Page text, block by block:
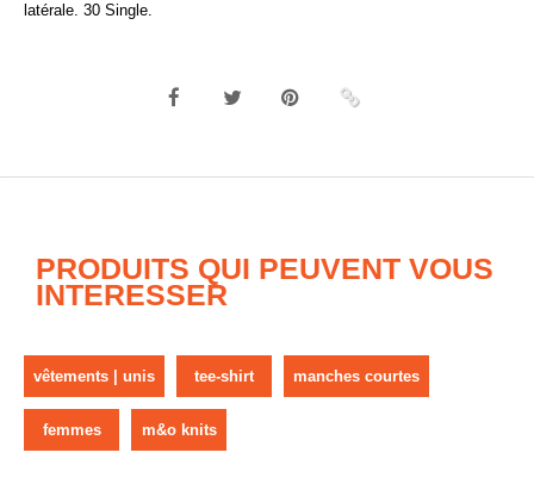
latérale. 30 Single.
PRODUITS QUI PEUVENT VOUS
INTERESSER
vêtements | unis tee-shirt manches courtes
femmes m&o knits